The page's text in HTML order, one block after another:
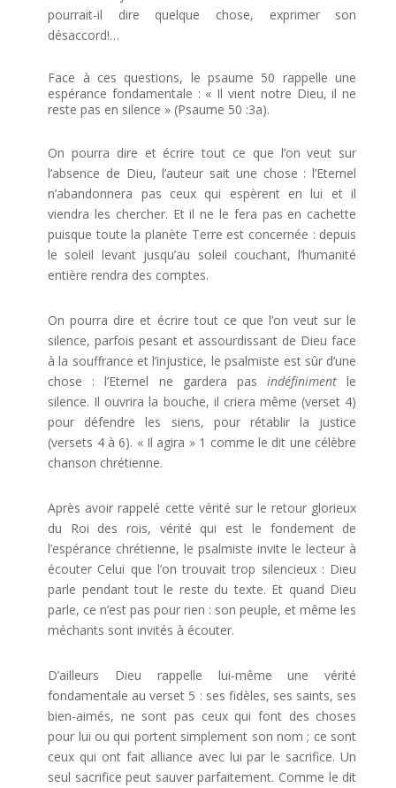
pourrait-il dire quelque chose, exprimer son
désaccord!…
Face à ces questions, le psaume 50 rappelle une
espérance fondamentale : « Il vient notre Dieu, il ne
reste pas en silence » (Psaume 50 :3a).
On pourra dire et écrire tout ce que l’on veut sur
l’absence de Dieu, l’auteur sait une chose : l’Eternel
n’abandonnera pas ceux qui espèrent en lui et il
viendra les chercher. Et il ne le fera pas en cachette
puisque toute la planète Terre est concernée : depuis
le soleil levant jusqu’au soleil couchant, l’humanité
entière rendra des comptes.
On pourra dire et écrire tout ce que l’on veut sur le
silence, parfois pesant et assourdissant de Dieu face
à la souffrance et l’injustice, le psalmiste est sûr d’une
chose : l’Eternel ne gardera pasindéfinimentle
silence. Il ouvrira la bouche, il criera même (verset 4)
pour défendre les siens, pour rétablir la justice
(versets 4 à 6). « Il agira » 1 comme le dit une célèbre
chanson chrétienne.
Après avoir rappelé cette vérité sur le retour glorieux
du Roi des rois, vérité qui est le fondement de
l’espérance chrétienne, le psalmiste invite le lecteur à
écouter Celui que l’on trouvait trop silencieux : Dieu
parle pendant tout le reste du texte. Et quand Dieu
parle, ce n’est pas pour rien : son peuple, et même les
méchants sont invités à écouter.
D’ailleurs Dieu rappelle lui-même une vérité
fondamentale au verset 5 : ses fidèles, ses saints, ses
bien-aimés, ne sont pas ceux qui font des choses
pour lui ou qui portent simplement son nom ; ce sont
ceux qui ont fait alliance avec lui par le sacrifice. Un
seul sacrifice peut sauver parfaitement. Comme le dit